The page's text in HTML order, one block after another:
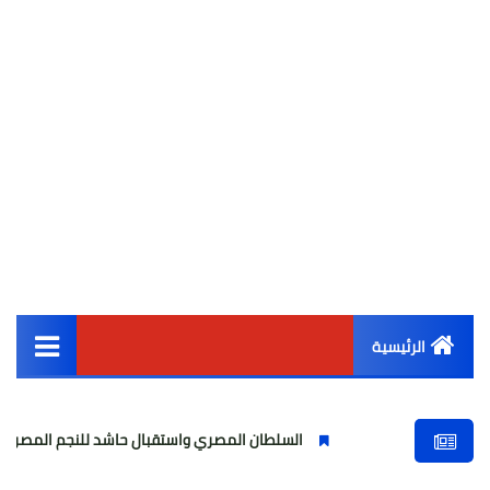
الرئيسية
أخبار مصر
السلطان المصري واستقبال حاشد للنجم المصري